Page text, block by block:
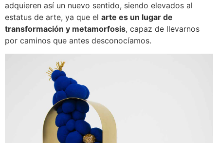
adquieren así un nuevo sentido, siendo elevados al
estatus de arte, ya que el arte es un lugar de
transformación y metamorfosis, capaz de llevarnos
por caminos que antes desconocíamos.